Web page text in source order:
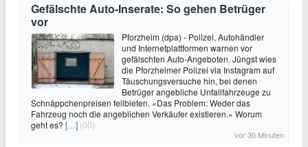
Gefälschte Auto-Inserate: So gehen Betrüger
vor
Pforzheim (dpa) - Polizei, Autohändler
und Internetplattformen warnen vor
gefälschten Auto-Angeboten. Jüngst wies
die Pforzheimer Polizei via Instagram auf
Täuschungsversuche hin, bei denen
Betrüger angebliche Unfallfahrzeuge zu
Schnäppchenpreisen feilbieten. «Das Problem: Weder das
Fahrzeug noch die angeblichen Verkäufer existieren.» Worum
geht es? […] (00)
vor 30 Minuten